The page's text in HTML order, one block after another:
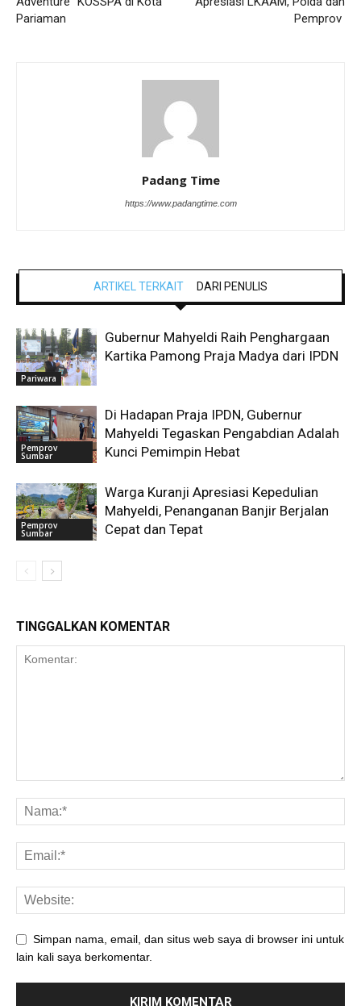
Pariaman
Pemprov
Padang Time
https://www.padangtime.com
ARTIKEL TERKAIT DARI PENULIS
Pariwara
Gubernur Mahyeldi Raih Penghargaan
Kartika Pamong Praja Madya dari IPDN
Pemprov
Sumbar
Di Hadapan Praja IPDN, Gubernur
Mahyeldi Tegaskan Pengabdian Adalah
Kunci Pemimpin Hebat
Pemprov
Sumbar
Warga Kuranji Apresiasi Kepedulian
Mahyeldi, Penanganan Banjir Berjalan
Cepat dan Tepat
TINGGALKAN KOMENTAR
Simpan nama, email, dan situs web saya di browser ini untuk
lain kali saya berkomentar.